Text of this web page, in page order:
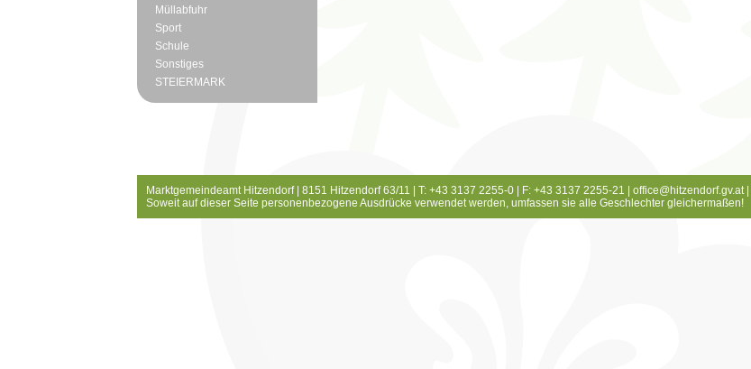
Müllabfuhr
Sport
Schule
Sonstiges
STEIERMARK
Marktgemeindeamt Hitzendorf | 8151 Hitzendorf 63/11 | T: +43 3137 2255-0 | F: +43 3137 2255-21 | office@hitzendorf.gv.at|
Soweit auf dieser Seite personenbezogene Ausdrücke verwendet werden, umfassen sie alle Geschlechter gleichermaßen!